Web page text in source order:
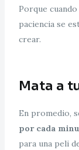
Porque
paciencia se
crear.
Mata a
En promedio,
por cada
para una peli